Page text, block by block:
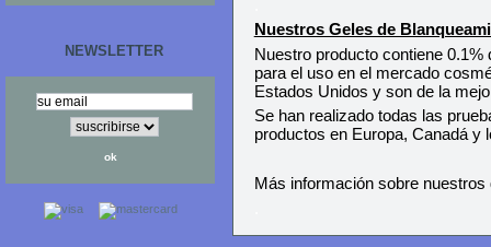
NEWSLETTER
Nuestros Geles de
Nuestro producto contiene 0.1%
para el uso en el mercado
Estados Unidos y son de la
Se han realizado todas las
productos en Europa, Canadá y
Más información sobre